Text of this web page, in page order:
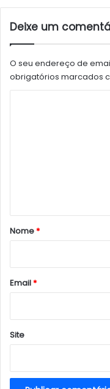
Deixe um
O seu endereço de
obrigatórios marcados
r
*
Nome*
Email*
Site